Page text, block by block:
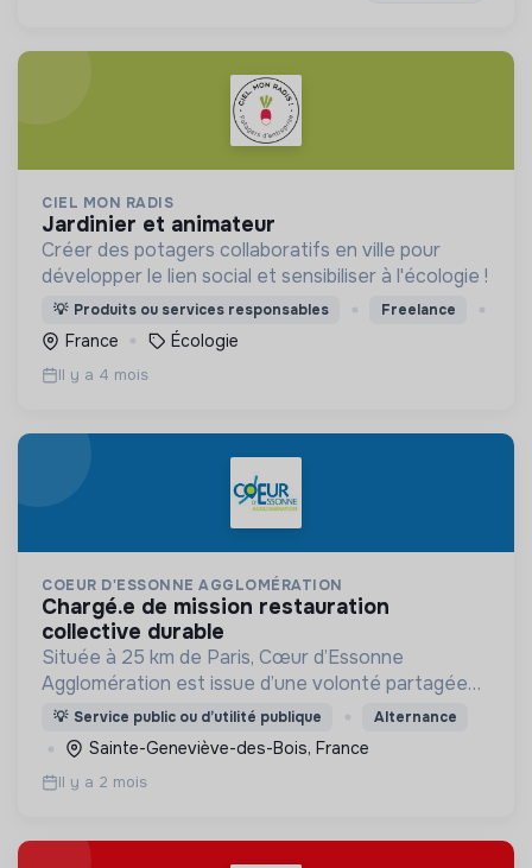
CIEL MON RADIS
jardinier et animateur
Créer des potagers collaboratifs en ville pour
développer le lien social et sensibiliser à l'écologie !
💡 Produits ou services responsables Freelance
France Écologie
Il y a 4 mois
COEUR D'ESSONNE AGGLOMÉRATION
chargé.e de mission restauration
collective durable
Située à 25 km de Paris, Cœur d’Essonne
Agglomération est issue d’une volonté partagée
des 21 communes membres de construire un cadre
de vie durable, solidaire et attractif pour ses 208
000 habitants
💡 Service public ou d’utilité publique Alternance
Sainte-Geneviève-des-Bois, France
Il y a 2 mois